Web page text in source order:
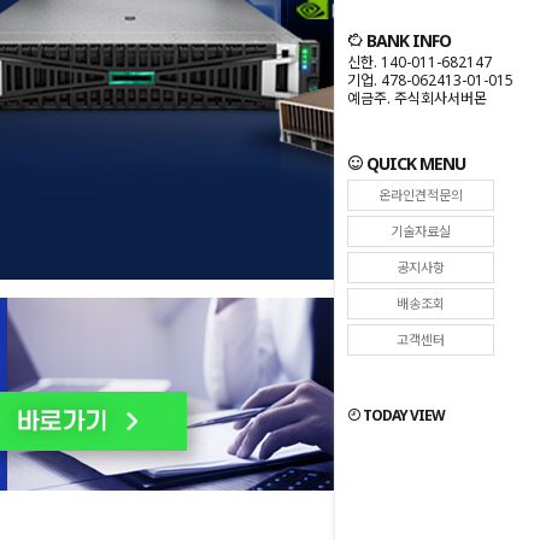
BANK INFO
신한. 140-011-682147
기업. 478-062413-01-015
예금주. 주식회사서버몬
QUICK MENU
온라인견적문의
기술자료실
공지사항
배송조회
고객센터
TODAY VIEW